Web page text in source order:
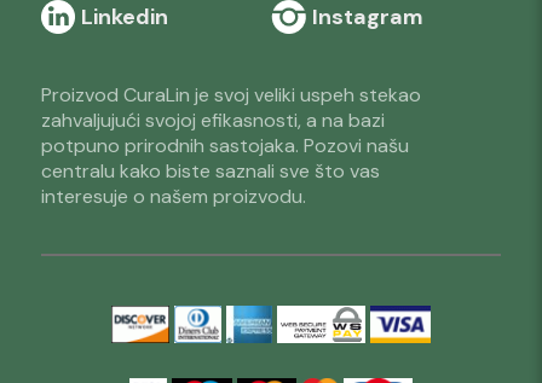
Proizvod CuraLin je svoj veliki uspeh stekao
zahvaljujući svojoj efikasnosti, a na bazi
potpuno prirodnih sastojaka. Pozovi našu
centralu kako biste saznali sve što vas
interesuje o našem proizvodu.
Linkedin
Instagram